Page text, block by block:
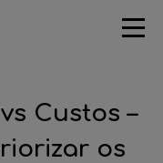
Custos –
os